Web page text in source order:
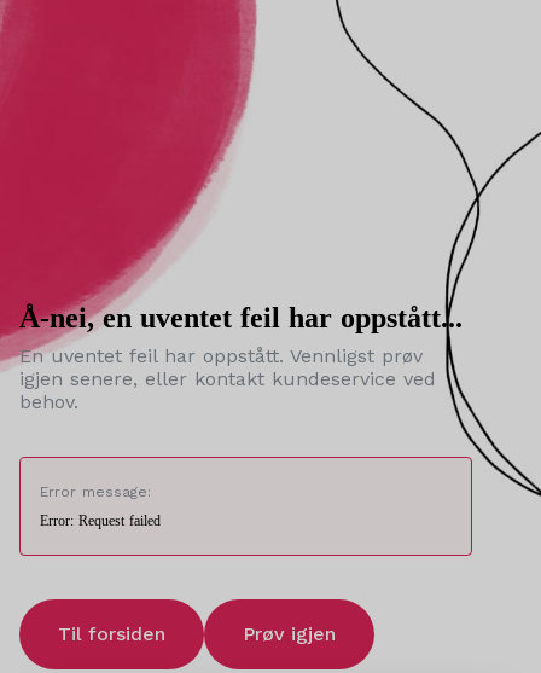
Å-nei, en uventet feil har oppstått...
En uventet feil har oppstått. Vennligst prøv
igjen senere, eller kontakt kundeservice ved
behov.
Error message:
Error: Request failed
Til forsiden Prøv igjen